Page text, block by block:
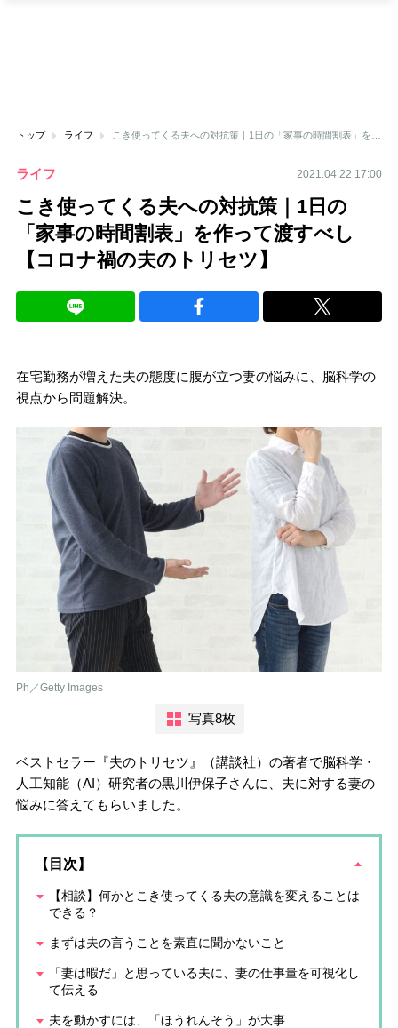
トップ ライフ
ライフ 2021.04.22 17:00
こき使ってくる夫への対抗策｜1日の
「家事の時間割表」を作って渡すべし
【コロナ禍の夫のトリセツ】
在宅勤務が増えた夫の態度に腹が立つ妻の悩みに、脳科学の
視点から問題解決。
Ph／Getty Images
写真8枚
ベストセラー『夫のトリセツ』（講談社）の著者で脳科学・
人工知能（AI）研究者の黒川伊保子さんに、夫に対する妻の
悩みに答えてもらいました。
【目次】
【相談】何かとこき使ってくる夫の意識を変えることは
できる？
まずは夫の言うことを素直に聞かないこと
「妻は暇だ」と思っている夫に、妻の仕事量を可視化し
て伝える
夫を動かすには、「ほうれんそう」が大事